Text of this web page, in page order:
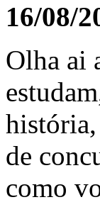
16/08/
Olha ai
de
como